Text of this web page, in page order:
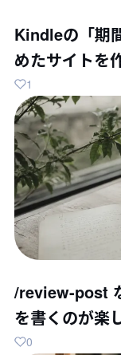
Kindleの「期
めたサイトを
1
/review-post
を書くのが楽
0